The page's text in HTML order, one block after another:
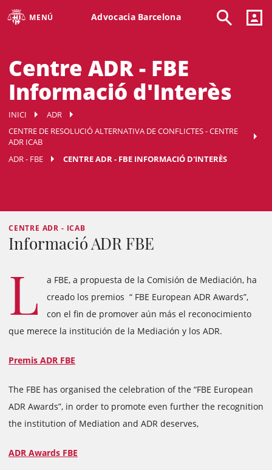
MENÚ Advocacia Barcelona
Centre ADR - FBE
Informació d'Interès
INICI
ADR
CENTRE DE RESOLUCIÓ ALTERNATIVA DE CONFLICTES - CENTRE
ADR ICAB
ADR - FBE
CENTRE ADR - FBE INFORMACIÓ D'INTERÈS
CENTRE ADR - ICAB
Informació ADR FBE
L
a FBE, a propuesta de la Comisión de Mediación, ha
creado los premios “ FBE European ADR Awards”,
con el fin de promover aún más el reconocimiento
que merece la institución de la Mediación y los ADR.
Premis ADR FBE
The FBE has organised the celebration of the “FBE European
ADR Awards”, in order to promote even further the recognition
the institution of Mediation and ADR deserves,
ADR Awards FBE